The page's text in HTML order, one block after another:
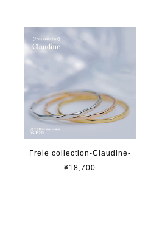
Frele collection-Claudine-
¥18,700